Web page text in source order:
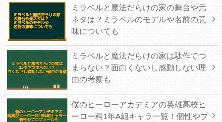
ミラベルと魔法だらけの家の舞台や元
ネタは？ミラベルのモデルや名前の意
味についても
ミラベルと魔法だらけの家は駄作でつ
まらない？面白くないし感動しない理
由の考察も
僕のヒーローアカデミアの英雄高校ヒ
ーロー科1年A組キャラ一覧！個性やプ